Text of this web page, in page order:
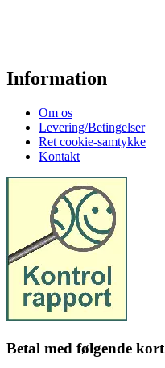
Information
Om os
Levering/Betingelser
Ret cookie-samtykke
Kontakt
Betal med følgende kort